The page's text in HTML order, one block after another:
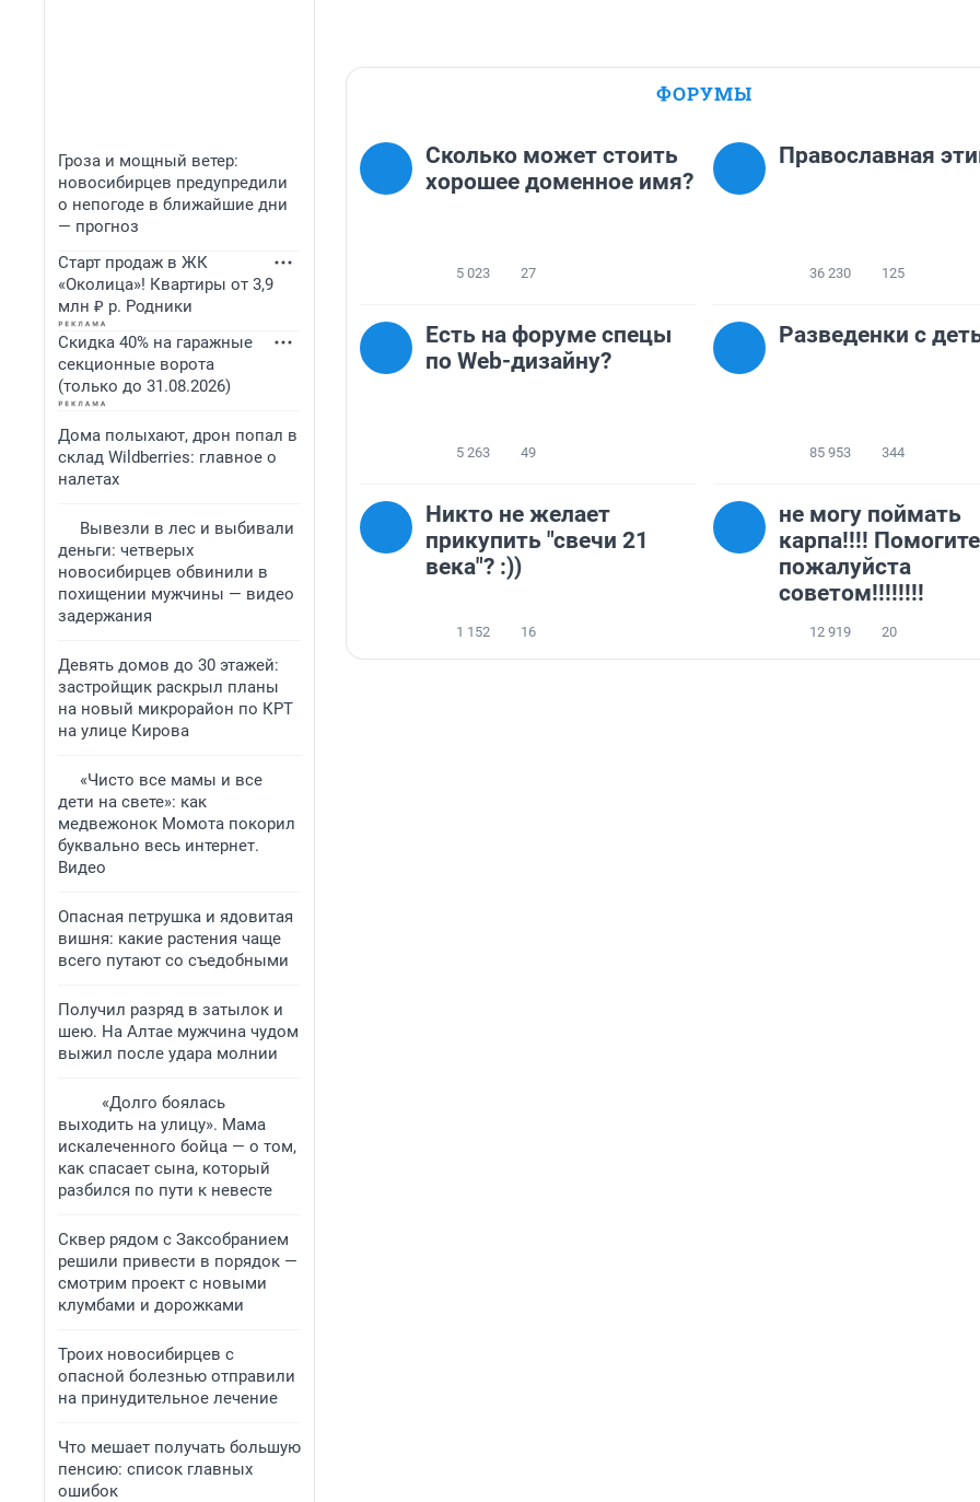
Гроза и мощный ветер:
новосибирцев предупредили
о непогоде в ближайшие дни
— прогноз
Старт продаж в ЖК
«Околица»! Квартиры от 3,9
млн ₽ р. Родники
Скидка 40% на гаражные
секционные ворота
(только до 31.08.2026)
Дома полыхают, дрон попал в
склад Wildberries: главное о
налетах
Вывезли в лес и выбивали
деньги: четверых
новосибирцев обвинили в
похищении мужчины — видео
задержания
Девять домов до 30 этажей:
застройщик раскрыл планы
на новый микрорайон по КРТ
на улице Кирова
«Чисто все мамы и все
дети на свете»: как
медвежонок Момота покорил
буквально весь интернет.
Видео
Опасная петрушка и ядовитая
вишня: какие растения чаще
всего путают со съедобными
Получил разряд в затылок и
шею. На Алтае мужчина чудом
выжил после удара молнии
«Долго боялась
выходить на улицу». Мама
искалеченного бойца — о том,
как спасает сына, который
разбился по пути к невесте
Сквер рядом с Заксобранием
решили привести в порядок —
смотрим проект с новыми
клумбами и дорожками
Троих новосибирцев с
опасной болезнью отправили
на принудительное лечение
Что мешает получать большую
пенсию: список главных
ошибок
ФОРУМЫ
Сколько может стоить
хорошее доменное имя?
5 023 27
Православная
36 230 125
Есть на форуме спецы
по Web-дизайну?
5 263 49
Разведенки с
85 953 344
Никто не желает
прикупить "свечи 21
века"? :))
1 152 16
не могу поймать
карпа!!!! Помогите
пожалуйста
советом!!!!!!!!
12 919 20